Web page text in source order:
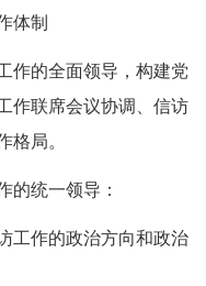
体制
的全面领导，构建党
作联席会议协调、信访
局。
统一领导：
作的政治方向和政治